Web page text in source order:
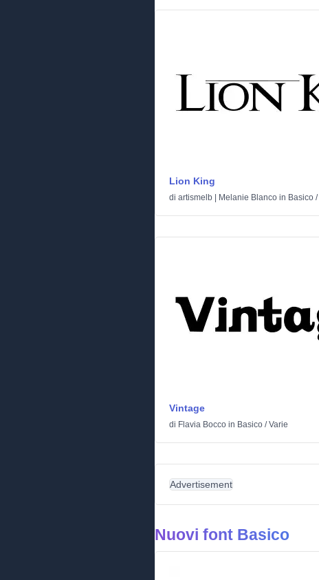
Lion King
di artismelb | Melanie Blanco in Basico /
Vintage
di Flavia Bocco in Basico /Varie
Advertisement
Nuovi font Basico